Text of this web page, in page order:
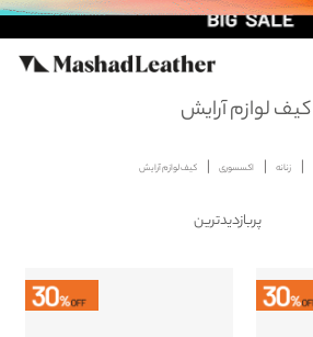
کیف لوازم آرایش
زنانه اکسسوری کیف لوازم آرایش
مرتب